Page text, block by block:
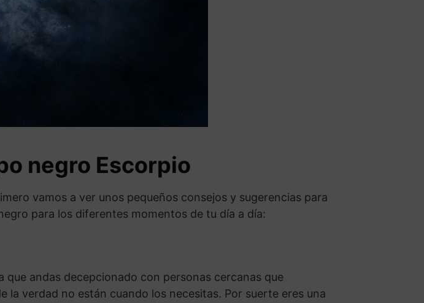
negro Escorpio
vamos a ver unos pequeños consejos y sugerencias para
para los diferentes momentos de tu día a día:
andas decepcionado con personas cercanas que
la verdad no están cuando los necesitas. Por suerte eres una